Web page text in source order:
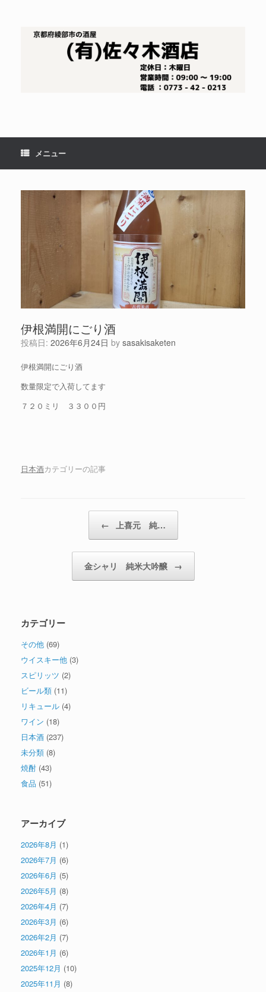
メニュー
伊根満開にごり酒
投稿日: 2026年6月24日 by sasakisaketen
伊根満開にごり酒
数量限定で入荷してます
７２０ミリ ３３００円
日本酒カテゴリーの記事
← 上喜元 純…
金シャリ 純米大吟醸 →
カテゴリー
その他 (69)
ウイスキー他 (3)
スピリッツ (2)
ビール類 (11)
リキュール (4)
ワイン (18)
日本酒 (237)
未分類 (8)
焼酎 (43)
食品 (51)
アーカイブ
2026年8月 (1)
2026年7月 (6)
2026年6月 (5)
2026年5月 (8)
2026年4月 (7)
2026年3月 (6)
2026年2月 (7)
2026年1月 (6)
2025年12月 (10)
2025年11月 (8)